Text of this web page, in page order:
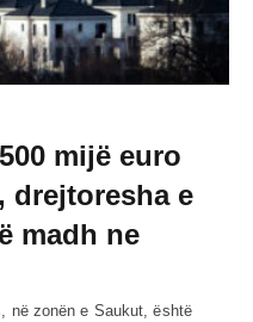
mijë euro
drejtoresha e
madh ne
në zonën e Saukut, është